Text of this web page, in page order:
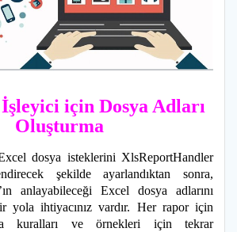
için Dosya Adları
Oluşturma
dosya isteklerini XlsReportHandler
şekilde ayarlandıktan sonra,
anlayabileceği Excel dosya adlarını
yola ihtiyacınız vardır. Her rapor için
kuralları ve örnekleri için tekrar